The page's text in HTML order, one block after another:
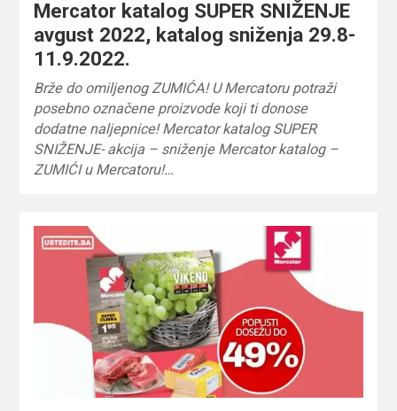
Mercator katalog SUPER SNIŽENJE
avgust 2022, katalog sniženja 29.8-
11.9.2022.
Brže do omiljenog ZUMIĆA! U Mercatoru potraži
posebno označene proizvode koji ti donose
dodatne naljepnice! Mercator katalog SUPER
SNIŽENJE- akcija – sniženje Mercator katalog –
ZUMIĆI u Mercatoru!…